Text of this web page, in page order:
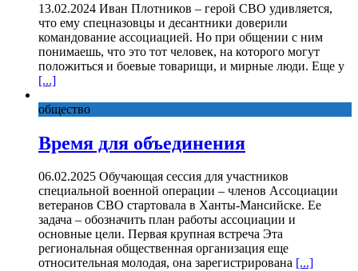
13.02.2024 Иван Плотников – герой СВО удивляется,
что ему спецназовцы и десантники доверили
командование ассоциацией. Но при общении с ним
понимаешь, что это тот человек, на которого могут
положиться и боевые товарищи, и мирные люди. Еще у
[...]
общество
Время для объединения
06.02.2025 Обучающая сессия для участников
специальной военной операции – членов Ассоциации
ветеранов СВО стартовала в Ханты-Мансийске. Ее
задача – обозначить план работы ассоциации и
основные цели. Первая крупная встреча Эта
региональная общественная организация еще
относительная молодая, она зарегистрирована [...]